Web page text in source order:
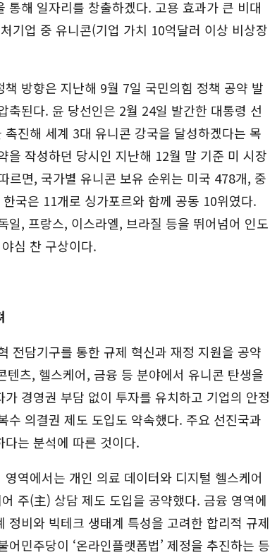
통해 일자리를 창출하겠다. 고용 효과가 큰 비대
기업 중 유니콘(기업 가치 10억달러 이상 비상장
방향은 지난해 9월 7일 국민의힘 정책 공약 발
축된다. 윤 당선인은 2월 24일 발간한 대통령 선
진해 세계 3대 유니콘 강국을 달성하겠다는 목
을 작성하던 당시인 지난해 12월 말 기준 미 시장
르면, 국가별 유니콘 보유 순위는 미국 478개, 중
국은 11개로 싱가포르와 함께 공동 10위였다.
일, 프랑스, 이스라엘, 브라질 등을 뛰어넘어 인도
심 찬 구상이다.
전담기구를 통한 규제 혁신과 재정 지원을 공약
텐츠, 헬스케어, 금융 등 분야에서 유니콘 탄생을
경영권 부담 없이 투자를 유치하고 기업의 안정
수 의결권 제도 도입도 약속했다. 주요 선진국과
는 분석에 따른 것이다.
역에서는 개인 의료 데이터와 디지털 헬스케어
주(主) 상담 제도 도입을 공약했다. 금융 영역에
정비와 빅테크 생태계 특성을 고려한 합리적 규제
민주당이 ‘온라인플랫폼법’ 제정을 추진하는 등